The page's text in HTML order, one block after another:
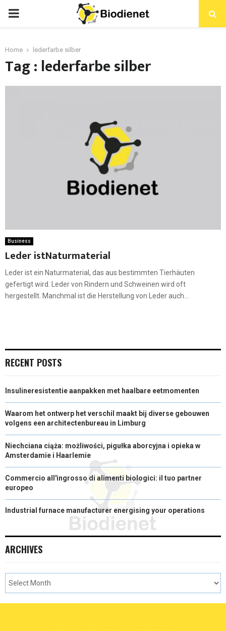
PRIMARY
Home lederfarbe silber
Tag : lederfarbe silber
Business
Leder istNaturmaterial
Leder ist ein Naturmaterial, das aus bestimmten Tierhäuten
gefertigt wird. Leder von Rindern und Schweinen wird oft
hergestellt. Manchmal ist die Herstellung von Leder auch...
RECENT POSTS
Insulineresistentie aanpakken met haalbare eetmomenten
Waarom het ontwerp het verschil maakt bij diverse gebouwen
volgens een architectenbureau in Limburg
Niechciana ciąża: możliwości, pigułka aborcyjna i opieka w
Amsterdamie i Haarlemie
Commercio all'ingrosso di alimenti biologici: il tuo partner
europeo
Industrial furnace manufacturer energising your operations
ARCHIVES